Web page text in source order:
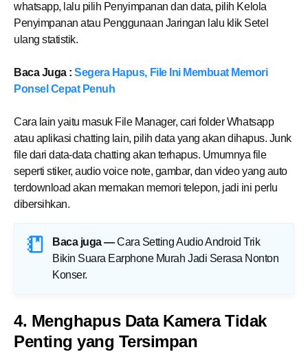
whatsapp, lalu pilih Penyimpanan dan data, pilih Kelola
Penyimpanan atau Penggunaan Jaringan lalu klik Setel
ulang statistik.
Baca Juga :Segera Hapus, File Ini Membuat Memori
Ponsel Cepat Penuh
Cara lain yaitu masuk File Manager, cari folder Whatsapp
atau aplikasi chatting lain, pilih data yang akan dihapus. Junk
file dari data-data chatting akan terhapus. Umumnya file
seperti stiker, audio voice note, gambar, dan video yang auto
terdownload akan memakan memori telepon, jadi ini perlu
dibersihkan.
Baca juga — Cara Setting Audio Android Trik
Bikin Suara Earphone Murah Jadi Serasa Nonton
Konser.
4. Menghapus Data Kamera Tidak
Penting yang Tersimpan